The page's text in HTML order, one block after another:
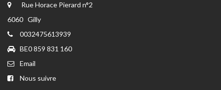
Rue Horace Pierard n°2
6060 Gilly
0032475613939
BE0 859 831 160
Email
Nous suivre